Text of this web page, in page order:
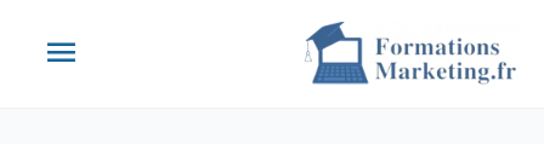
Menu